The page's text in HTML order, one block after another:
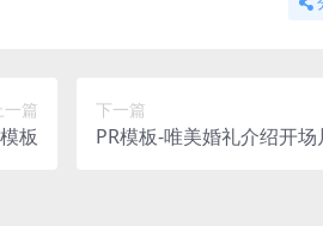
一篇
板
下一篇
PR模板-唯美婚礼介绍开